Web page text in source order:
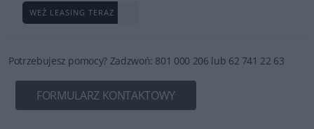
WEŹ LEASING TERAZ
Potrzebujesz pomocy? Zadzwoń: 801 000 206 lub 62 741 22 63
FORMULARZ KONTAKTOWY